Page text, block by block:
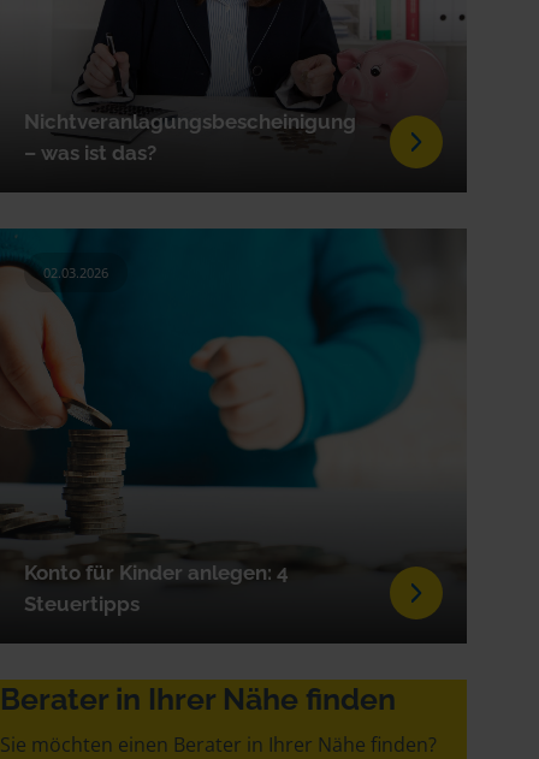
Nichtveranlagungs­bescheinigung
– was ist das?
Konto für Kinder anlegen: 4
Steuertipps
02.03.2026
Berater in Ihrer Nähe finden
Sie möchten einen Berater in Ihrer Nähe finden?